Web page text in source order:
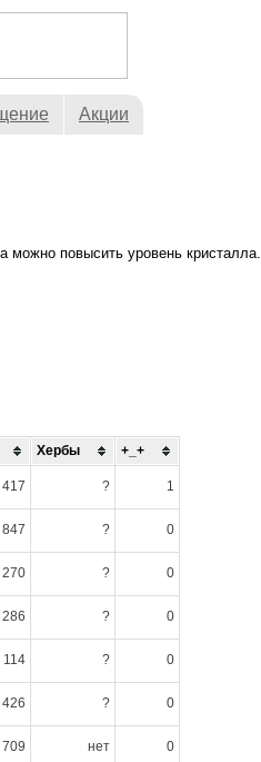
Акции
повысить уровень кристалла.
Хербы
+_+
417 ? 1
? 0
270 ? 0
? 0
114 ? 0
? 0
нет 0